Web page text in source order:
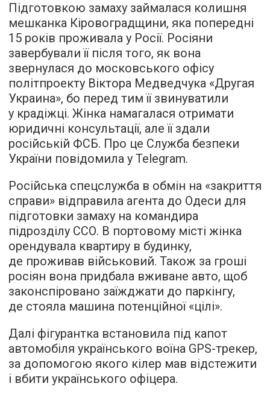
Підготовкою замаху займалася колишня
мешканка Кіровоградщини, яка попередні
15 років проживала у Росії. Росіяни
завербували її після того, як вона
звернулася до московського офісу
політпроекту Віктора Медведчука «Другая
Украина», бо перед тим її звинуватили
у крадіжці. Жінка намагалася отримати
юридичні консультації, але її здали
російській ФСБ. Про це Служба безпеки
України повідомила у Telegram.
Російська спецслужба в обмін на «закриття
справи» відправила агента до Одеси для
підготовки замаху на командира
підрозділу ССО. В портовому місті жінка
орендувала квартиру в будинку,
де проживав військовий. Також за гроші
росіян вона придбала вживане авто, щоб
законспіровано заїжджати до паркінгу,
де стояла машина потенційної «цілі».
Далі фігурантка встановила під капот
автомобіля українського воїна GPS-трекер,
за допомогою якого кілер мав відстежити
і вбити українського офіцера.